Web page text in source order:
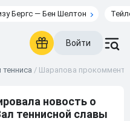
Бергс — Бен Шелтон
Войти
/ Шарапова
новость о
теннисной славы